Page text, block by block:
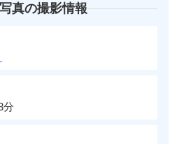
真の撮影情報
分